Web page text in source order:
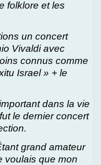
folklore et les
un concert
Vivaldi avec
connus comme
Israel » + le
dans la vie
le dernier concert
grand amateur
voulais que mon